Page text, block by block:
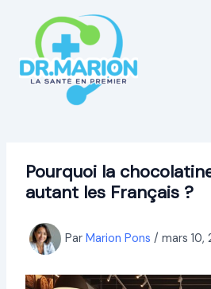
contenu
Pourquoi la
autant les Français ?
Par Marion Pons / mars 10,